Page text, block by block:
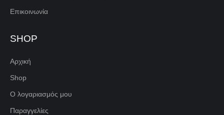
Επικοινωνία
SHOP
Αρχική
Shop
Ο λογαριασμός μου
Παραγγελίες